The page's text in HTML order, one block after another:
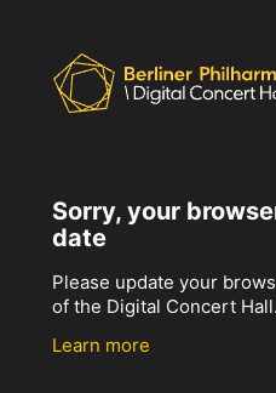
Sorry, your
date
Please update your
of the Digital Concert Hall.
Learn more